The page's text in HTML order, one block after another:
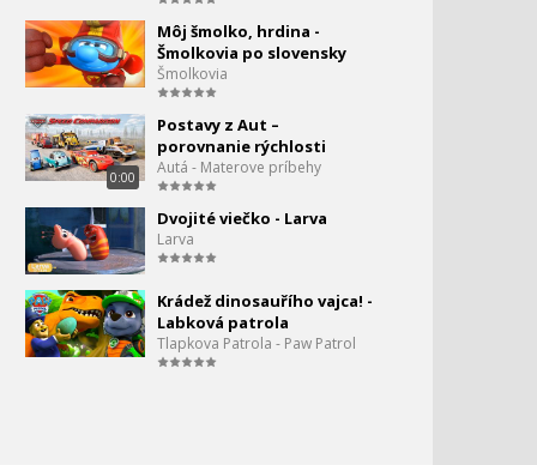
25:59
164.
Tom a Jerry - To najlepšie
od káčatka
5:08
165.
kuchyni
26:36
166.
Tom a Jerry - To najlepšie
od Butcha
18:28
167.
jedlo
Tom a Jerry - najlepšie
Môj šmolko, hrdina -
Šmolkovia po slovensky
Šmolkovia
0:00
Postavy z Aut –
porovnanie rýchlosti
Autá - Materove príbehy
Dvojité viečko - Larva
Larva
Krádež dinosauřího vajca! -
Labková patrola
Tlapkova Patrola - Paw Patrol